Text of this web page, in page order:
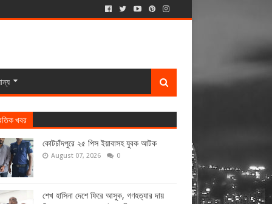
খবর
কোটচাঁদপুরে ২৫ পিস ইয়াবাসহ যুবক আটক
August 07, 2026 0
শেখ হাসিনা দেশে ফিরে আসুক, গণহত্যার দায়